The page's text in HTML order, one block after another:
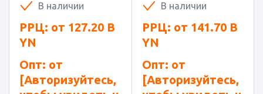
В наличии
РРЦ: от 127.20 B
YN
Опт: от
[Авторизуйтесь,
В наличии
РРЦ: от 141.70 B
YN
Опт: от
[Авторизуйтесь,